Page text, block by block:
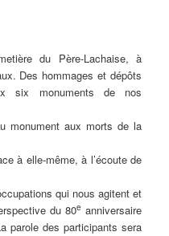
du Père-Lachaise, à
Des hommages et dépôts
six monuments de nos
monument aux morts de la
à elle-même, à l’écoute de
qui nous agitent et
du 80e anniversaire
parole des participants sera